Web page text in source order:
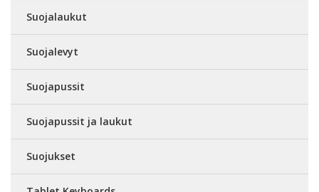
Suojalaukut
Suojalevyt
Suojapussit
Suojapussit ja laukut
Suojukset